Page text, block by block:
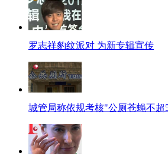
罗志祥豹纹派对 为新专辑宣传
城管局称依规考核"公厕苍蝇不超